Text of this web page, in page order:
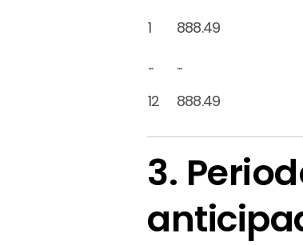
1
888.49
...
...
12
888.49
3.